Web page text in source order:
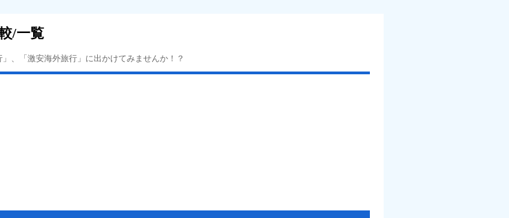
/一覧
、「激安海外旅行」に出かけてみませんか！？